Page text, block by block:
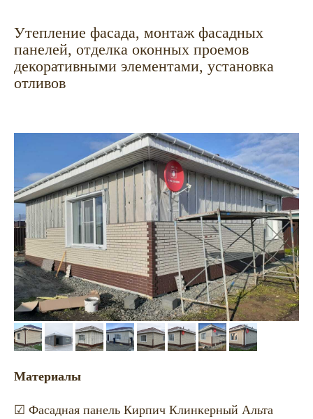
Утепление фасада, монтаж фасадных
панелей, отделка оконных проемов
декоративными элементами, установка
отливов
Материалы
☑ Фасадная панель Кирпич Клинкерный Альта